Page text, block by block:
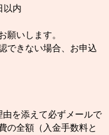
以内
いします。
できない場合、お申込
を添えて必ずメールで
の全額（入金手数料と